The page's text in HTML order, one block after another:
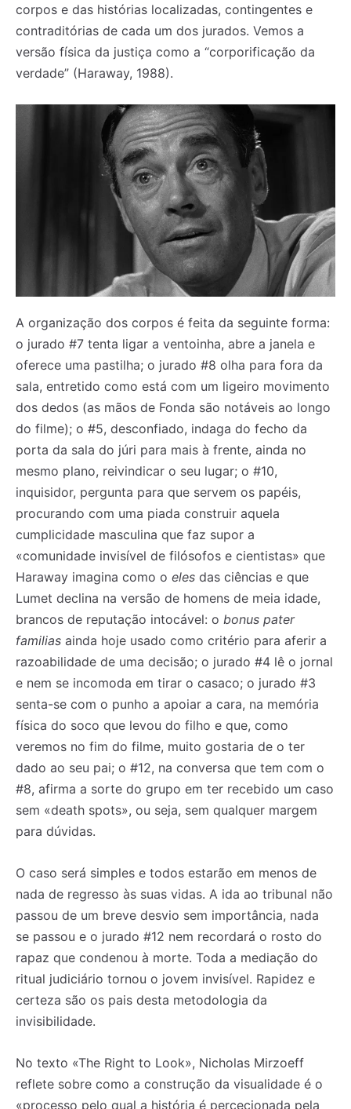
corpos e das histórias localizadas, contingentes e
contraditórias de cada um dos jurados. Vemos a
versão física da justiça como a “corporificação da
verdade” (Haraway, 1988).
A organização dos corpos é feita da seguinte forma:
o jurado #7 tenta ligar a ventoinha, abre a janela e
oferece uma pastilha; o jurado #8 olha para fora da
sala, entretido como está com um ligeiro movimento
dos dedos (as mãos de Fonda são notáveis ao longo
do filme); o #5, desconfiado, indaga do fecho da
porta da sala do júri para mais à frente, ainda no
mesmo plano, reivindicar o seu lugar; o #10,
inquisidor, pergunta para que servem os papéis,
procurando com uma piada construir aquela
cumplicidade masculina que faz supor a
«comunidade invisível de filósofos e cientistas» que
Haraway imagina como o eles das ciências e que
Lumet declina na versão de homens de meia idade,
brancos de reputação intocável: o bonus pater
familias ainda hoje usado como critério para aferir a
razoabilidade de uma decisão; o jurado #4 lê o jornal
e nem se incomoda em tirar o casaco; o jurado #3
senta-se com o punho a apoiar a cara, na memória
física do soco que levou do filho e que, como
veremos no fim do filme, muito gostaria de o ter
dado ao seu pai; o #12, na conversa que tem com o
#8, afirma a sorte do grupo em ter recebido um caso
sem «death spots», ou seja, sem qualquer margem
para dúvidas.
O caso será simples e todos estarão em menos de
nada de regresso às suas vidas. A ida ao tribunal não
passou de um breve desvio sem importância, nada
se passou e o jurado #12 nem recordará o rosto do
rapaz que condenou à morte. Toda a mediação do
ritual judiciário tornou o jovem invisível. Rapidez e
certeza são os pais desta metodologia da
invisibilidade.
No texto «The Right to Look», Nicholas Mirzoeff
reflete sobre como a construção da visualidade é o
«processo pelo qual a história é percecionada pela